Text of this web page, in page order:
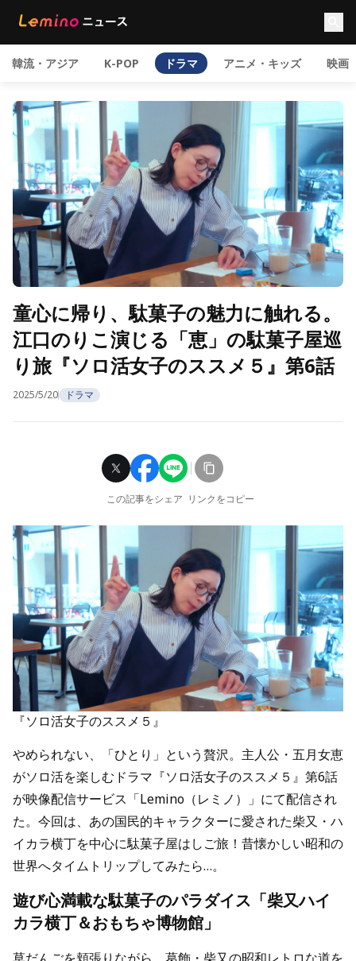
韓流・アジア K-POP ドラマ アニメ・キッズ 映画
童心に帰り、駄菓子の魅力に触れる。
江口のりこ演じる「恵」の駄菓子屋巡
り旅『ソロ活女子のススメ５』第6話
2025/5/20 ドラマ
この記事をシェア リンクをコピー
『ソロ活女子のススメ５』
やめられない、「ひとり」という贅沢。主人公・五月女恵
がソロ活を楽しむドラマ『ソロ活女子のススメ５』第6話
が映像配信サービス「Lemino（レミノ）」にて配信され
た。今回は、あの国民的キャラクターに愛された柴又・ハ
イカラ横丁を中心に駄菓子屋はしご旅！昔懐かしい昭和の
世界へタイムトリップしてみたら…。
遊び心満載な駄菓子のパラダイス「柴又ハイ
カラ横丁＆おもちゃ博物館」